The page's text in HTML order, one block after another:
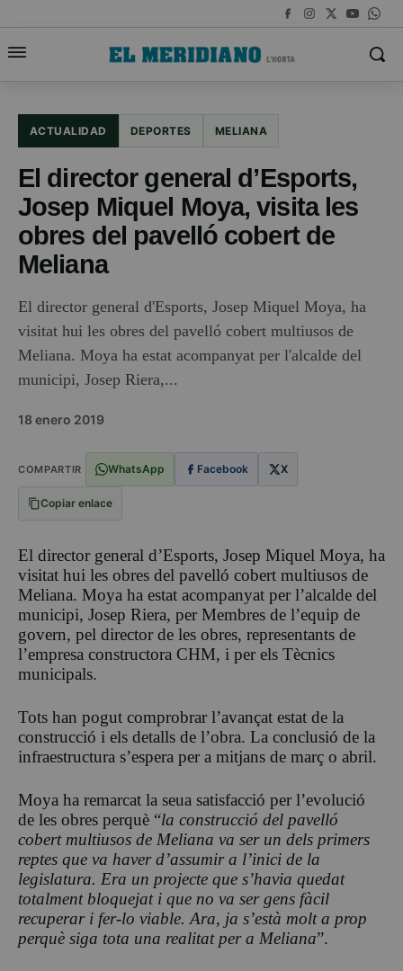
ACTUALIDAD DEPORTES MELIANA
El director general d’Esports,
Josep Miquel Moya, visita les
obres del pavelló cobert de
Meliana
El director general d'Esports, Josep Miquel Moya, ha
visitat hui les obres del pavelló cobert multiusos de
Meliana. Moya ha estat acompanyat per l'alcalde del
municipi, Josep Riera,...
18 enero 2019
COMPARTIR WhatsApp Facebook X
Copiar enlace
El director general d’Esports, Josep Miquel Moya, ha
visitat hui les obres del pavelló cobert multiusos de
Meliana. Moya ha estat acompanyat per l’alcalde del
municipi, Josep Riera, per Membres de l’equip de
govern, pel director de les obres, representants de
l’empresa constructora CHM, i per els Tècnics
municipals.
Tots han pogut comprobrar l’avançat estat de la
construcció i els detalls de l’obra. La conclusió de la
infraestructura s’espera per a mitjans de març o abril.
Moya ha remarcat la seua satisfacció per l’evolució
de les obres perquè “la construcció del pavelló
cobert multiusos de Meliana va ser un dels primers
reptes que va haver d’assumir a l’inici de la
legislatura. Era un projecte que s’havia quedat
totalment bloquejat i que no va ser gens fàcil
recuperar i fer-lo viable. Ara, ja s’està molt a prop
perquè siga tota una realitat per a Meliana”.